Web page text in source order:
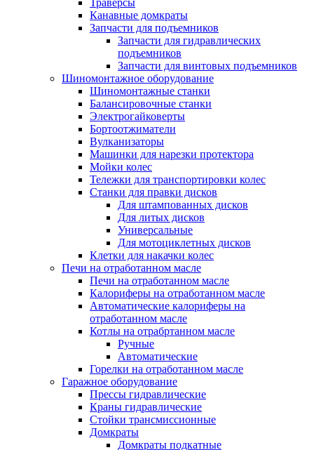
Траверсы
Канавные домкраты
Запчасти для подъемников
Запчасти для гидравлических
подъемников
Запчасти для винтовых подъемников
Шиномонтажное оборудование
Шиномонтажные станки
Балансировочные станки
Электрогайковерты
Бортоотжиматели
Вулканизаторы
Машинки для нарезки протектора
Мойки колес
Тележки для транспортировки колес
Станки для правки дисков
Для штампованных дисков
Для литых дисков
Универсальные
Для мотоциклетных дисков
Клетки для накачки колес
Печи на отработанном масле
Печи на отработанном масле
Калориферы на отработанном масле
Автоматические калориферы на
отработанном масле
Котлы на отрабртанном масле
Ручные
Автоматические
Горелки на отработанном масле
Гаражное оборудование
Прессы гидравлические
Краны гидравлические
Стойки трансмиссионные
Домкраты
Домкраты подкатные